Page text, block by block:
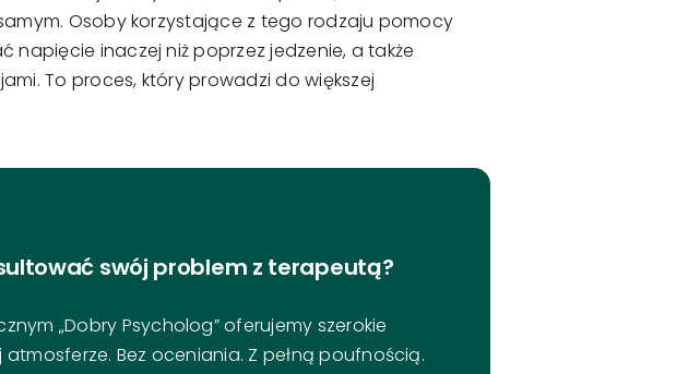
Osoby korzystające z tego rodzaju pomocy
inaczej niż poprzez jedzenie, a także
To proces, który prowadzi do większej
swój problem z terapeutą?
„Dobry Psycholog” oferujemy szerokie
Bez oceniania. Z pełną poufnością.